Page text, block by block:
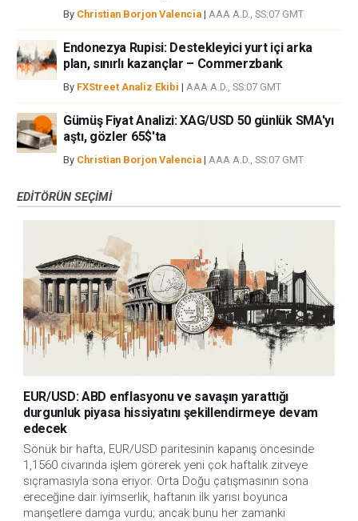
By Christian Borjon Valencia | AAA A.D., SS:07 GMT
Endonezya Rupisi: Destekleyici yurt içi arka
plan, sınırlı kazançlar – Commerzbank
By FXStreet Analiz Ekibi | AAA A.D., SS:07 GMT
Gümüş Fiyat Analizi: XAG/USD 50 günlük SMA'yı
aştı, gözler 65$'ta
By Christian Borjon Valencia | AAA A.D., SS:07 GMT
EDITÖRÜN SEÇIMI
EUR/USD: ABD enflasyonu ve savaşın yarattığı
durgunluk piyasa hissiyatını şekillendirmeye devam
edecek
Sönük bir hafta, EUR/USD paritesinin kapanış öncesinde
1,1560 civarında işlem görerek yeni çok haftalık zirveye
sıçramasıyla sona eriyor. Orta Doğu çatışmasının sona
ereceğine dair iyimserlik, haftanın ilk yarısı boyunca
manşetlere damga vurdu; ancak bunu her zamanki